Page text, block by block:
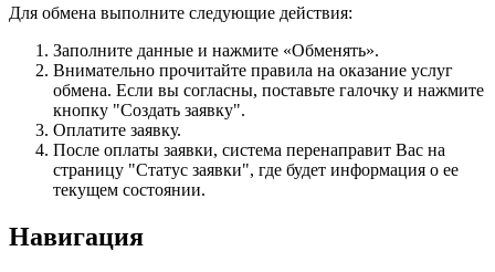
Для обмена выполните следующие действия:
Заполните данные и нажмите «Обменять».
Внимательно прочитайте правила на оказание услуг
обмена. Если вы согласны, поставьте галочку и нажмите
кнопку "Создать заявку".
Оплатите заявку.
После оплаты заявки, система перенаправит Вас на
страницу "Статус заявки", где будет информация о ее
текущем состоянии.
Навигация